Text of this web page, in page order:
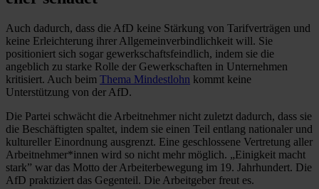
Auch dadurch, dass die AfD keine Stärkung von Tarifverträgen und
keine Erleichterung ihrer Allgemeinverbindlichkeit will. Sie
positioniert sich sogar gewerkschaftsfeindlich, indem sie die
angeblich zu starke Rolle der Gewerkschaften in Unternehmen
kritisiert. Auch beim Thema Mindestlohn kommt keine
Unterstützung von der AfD.
Die Partei schwächt die Arbeitnehmer nicht zuletzt dadurch, dass sie
die Beschäftigten spaltet, indem sie einen Teil entlang nationaler und
kultureller Einordnung ausgrenzt. Eine geschlossene Vertretung aller
Arbeitnehmer*innen wird so nicht mehr möglich. „Einigkeit macht
stark” war das Motto der Arbeiterbewegung im 19. Jahrhundert. Die
AfD praktiziert das Gegenteil. Die Arbeitgeber freut es.